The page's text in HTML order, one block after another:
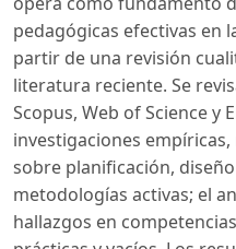
pedagógicas efectivas en
partir de una revisión
literatura reciente. Se
Scopus, Web of Science y
investigaciones
sobre planificación,
metodologías activas; el
hallazgos en